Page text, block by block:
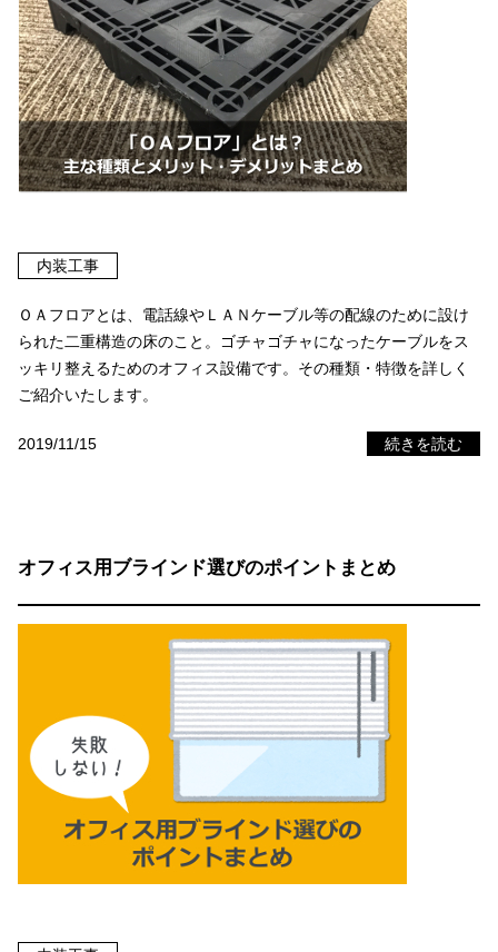
内装工事
ＯＡフロアとは、電話線やＬＡＮケーブル等の配線のために設け
られた二重構造の床のこと。ゴチャゴチャになったケーブルをス
ッキリ整えるためのオフィス設備です。その種類・特徴を詳しく
ご紹介いたします。
2019/11/15 続きを読む
オフィス用ブラインド選びのポイントまとめ